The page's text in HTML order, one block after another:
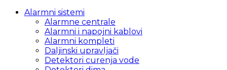
Alarmni sistemi
Alarmne centrale
Alarmni i napojni kablovi
Alarmni kompleti
Daljinski upravljači
Detektori curenja vode